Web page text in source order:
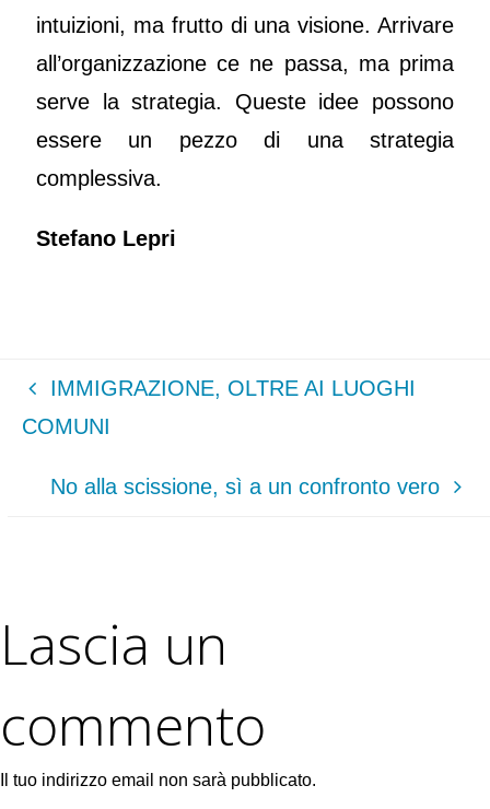
intuizioni, ma frutto di una visione. Arrivare
all’organizzazione ce ne passa, ma prima
serve la strategia. Queste idee possono
essere un pezzo di una strategia
complessiva.
Stefano Lepri
IMMIGRAZIONE, OLTRE AI LUOGHI
COMUNI
No alla scissione, sì a un confronto vero
Lascia un
commento
Il tuo indirizzo email non sarà pubblicato.